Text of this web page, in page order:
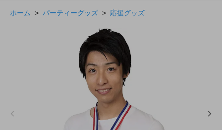
ホーム > パーティーグッズ > 応援グッズ